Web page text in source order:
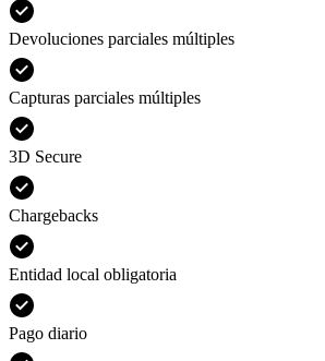
Devoluciones parciales múltiples
Capturas parciales múltiples
3D Secure
Chargebacks
Entidad local obligatoria
Pago diario